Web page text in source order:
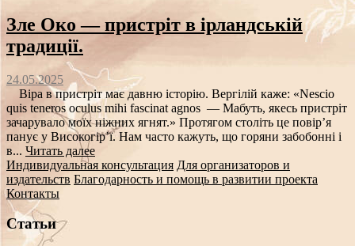
Зле Око — пристріт в ірландській
традиції.
24.05.2025
Віра в пристріт має давню історію. Вергілій каже: «Nescio
quis teneros oculus mihi fascinat agnos — Мабуть, якесь пристріт
зачарувало моїх ніжних ягнят.» Протягом століть це повір’я
панує у Високогір’ї. Нам часто кажуть, що горяни забобонні і
в... Читать далее
Индивидуальная консультация Для организаторов и
издательств Благодарность и помощь в развитии проекта
Контакты
Статьи